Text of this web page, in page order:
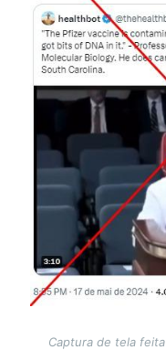
Captura de tela